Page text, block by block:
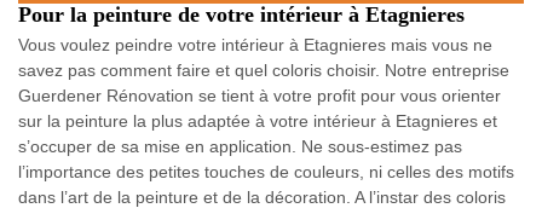
Pour la peinture de votre intérieur à Etagnieres
Vous voulez peindre votre intérieur à Etagnieres mais vous ne
savez pas comment faire et quel coloris choisir. Notre entreprise
Guerdener Rénovation se tient à votre profit pour vous orienter
sur la peinture la plus adaptée à votre intérieur à Etagnieres et
s’occuper de sa mise en application. Ne sous-estimez pas
l’importance des petites touches de couleurs, ni celles des motifs
dans l’art de la peinture et de la décoration. A l’instar des coloris